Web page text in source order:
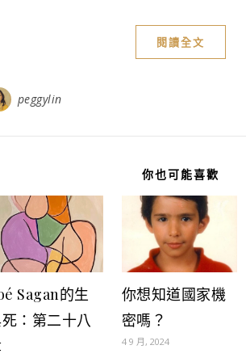
閱讀全文
peggylin
你也可能喜歡
Sagan的生
：第二十八
你想知道國家機
密嗎？
4 9 月, 2024